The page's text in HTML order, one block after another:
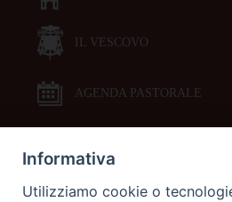
IL VESCOVO
AGENDA PASTORALE
DOCUMENTI PASTORALI
Informativa
Utilizziamo cookie o